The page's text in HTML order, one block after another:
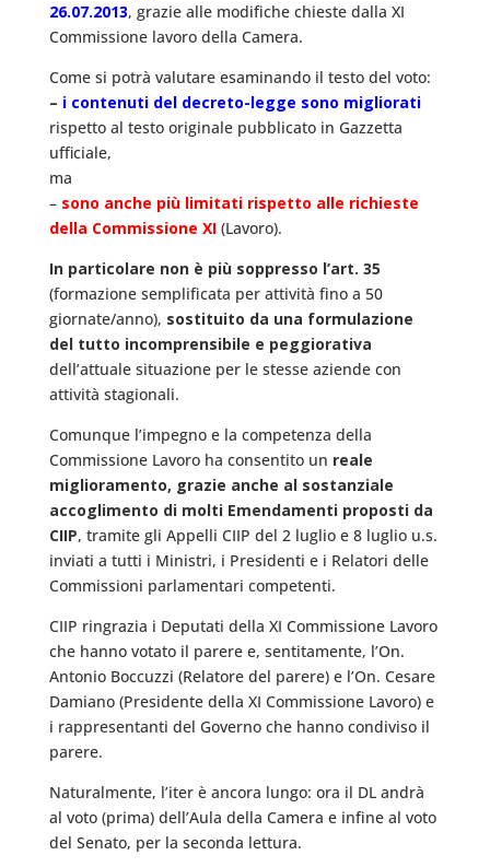
26.07.2013, grazie alle modifiche chieste dalla XI
Commissione lavoro della Camera.
Come si potrà valutare esaminando il testo del voto:
– i contenuti del decreto-legge sono migliorati
rispetto al testo originale pubblicato in Gazzetta
ufficiale,
ma
– sono anche più limitati rispetto alle richieste
della Commissione XI(Lavoro).
In particolare non è più soppresso l’art. 35
(formazione semplificata per attività fino a 50
giornate/anno), sostituito da una formulazione
del tutto incomprensibile e peggiorativa
dell’attuale situazione per le stesse aziende con
attività stagionali.
Comunque l’impegno e la competenza della
Commissione Lavoro ha consentito un reale
miglioramento, grazie anche al sostanziale
accoglimento di molti Emendamenti proposti da
CIIP, tramite gli Appelli CIIP del 2 luglio e 8 luglio u.s.
inviati a tutti i Ministri, i Presidenti e i Relatori delle
Commissioni parlamentari competenti.
CIIP ringrazia i Deputati della XI Commissione Lavoro
che hanno votato il parere e, sentitamente, l’On.
Antonio Boccuzzi (Relatore del parere) e l’On. Cesare
Damiano (Presidente della XI Commissione Lavoro) e
i rappresentanti del Governo che hanno condiviso il
parere.
Naturalmente, l’iter è ancora lungo: ora il DL andrà
al voto (prima) dell’Aula della Camera e infine al voto
del Senato, per la seconda lettura.